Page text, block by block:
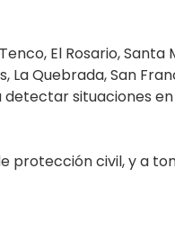
El Rosario, Santa
La Quebrada, San
detectar situaciones
protección civil, y a